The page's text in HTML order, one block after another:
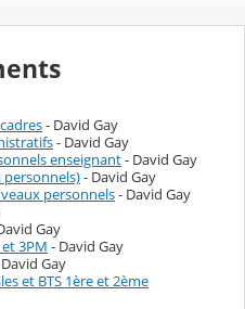
- David Gay
- David Gay
enseignant- David Gay
personnels)- David Gay
personnels- David Gay
Gay
3PM - David Gay
Gay
et BTS 1ère et 2ème